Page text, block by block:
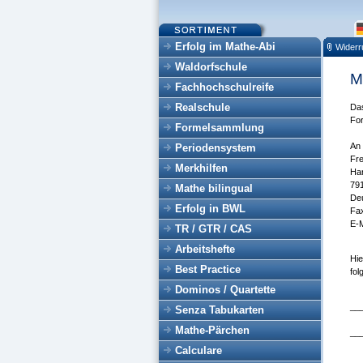
Erfolg im Mathe-Abi
Waldorfschule
Fachhochschulreife
Realschule
Formelsammlung
Periodensystem
Merkhilfen
Mathe bilingual
Erfolg in BWL
TR / GTR / CAS
Arbeitshefte
Best Practice
Dominos / Quartette
Senza Tabukarten
Mathe-Pärchen
Calculare
An
E-